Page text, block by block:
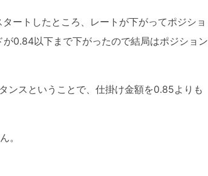
ートしたところ、レートが下がってポジショ
0.84以下まで下がったので結局はポジション
ンスということで、仕掛け金額を0.85よりも
。